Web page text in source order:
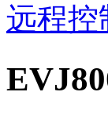
远程控